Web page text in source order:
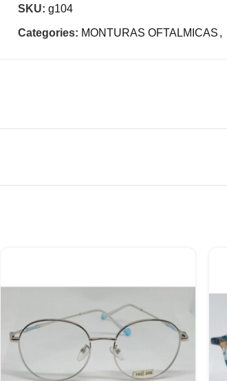
SKU: g104
Categories: MONTURAS OFTALMICAS ,